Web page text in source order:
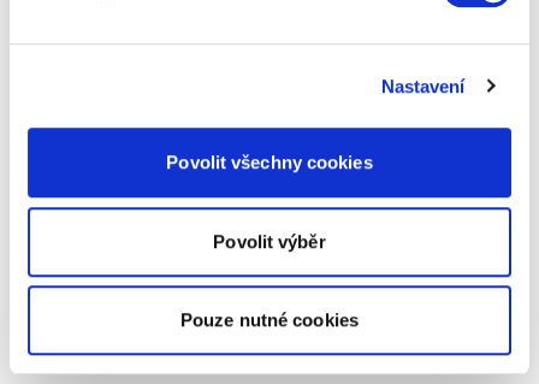
Nastavení
Povolit všechny cookies
Povolit výběr
Pouze nutné cookies